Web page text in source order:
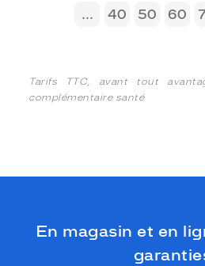
...
40 50 60
Tarifs TTC, avant tout
complémentaire santé
En magasin et en